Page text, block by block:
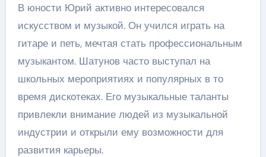
В юности Юрий активно интересовался
искусством и музыкой. Он учился играть на
гитаре и петь, мечтая стать профессиональным
музыкантом. Шатунов часто выступал на
школьных мероприятиях и популярных в то
время дискотеках. Его музыкальные таланты
привлекли внимание людей из музыкальной
индустрии и открыли ему возможности для
развития карьеры.